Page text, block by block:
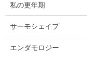
私の更年期
サーモシェイプ
エンダモロジー